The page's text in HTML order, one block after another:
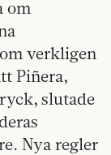
om
verkligen
Piñera,
slutade
Nya regler